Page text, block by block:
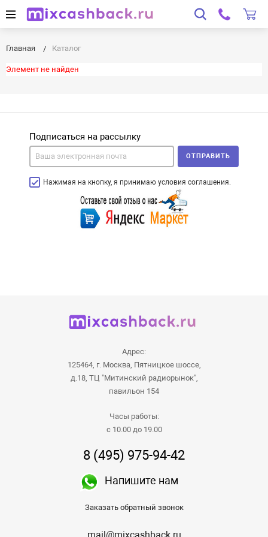
Главная Каталог
Элемент не найден
Подписаться на рассылку
Нажимая на кнопку, я принимаю условия соглашения.
ОТПРАВИТЬ
Адрес:
125464, г. Москва, Пятницкое шоссе,
д.18, ТЦ "Митинский радиорынок",
павильон 154
Часы работы:
с 10.00 до 19.00
8 (495) 975-94-42
Напишите нам
Заказать обратный звонок